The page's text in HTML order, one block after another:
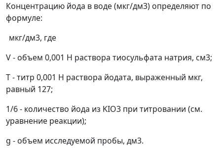
Концентрацию йода в воде (мкг/дм3) определяют по
формуле:
мкг/дм3, где
V- объем 0,001 Н раствора тиосульфата натрия, см3;
T- титр 0,001 Н раствора йодата, выраженный мкг,
равный 127;
1/6 - количество йода из KIO3 при титровании (см.
уравнение реакции);
g - объем исследуемой пробы, дм3.